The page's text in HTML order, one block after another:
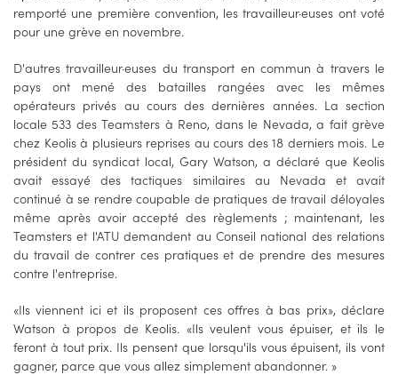
remporté une première convention, les travailleur·euses ont voté
pour une grève en novembre.
D'autres travailleur·euses du transport en commun à travers le
pays ont mené des batailles rangées avec les mêmes
opérateurs privés au cours des dernières années. La section
locale 533 des Teamsters à Reno, dans le Nevada, a fait grève
chez Keolis à plusieurs reprises au cours des 18 derniers mois. Le
président du syndicat local, Gary Watson, a déclaré que Keolis
avait essayé des tactiques similaires au Nevada et avait
continué à se rendre coupable de pratiques de travail déloyales
même après avoir accepté des règlements ; maintenant, les
Teamsters et l'ATU demandent au Conseil national des relations
du travail de contrer ces pratiques et de prendre des mesures
contre l'entreprise.
«Ils viennent ici et ils proposent ces offres à bas prix», déclare
Watson à propos de Keolis. «Ils veulent vous épuiser, et ils le
feront à tout prix. Ils pensent que lorsqu'ils vous épuisent, ils vont
gagner, parce que vous allez simplement abandonner. »